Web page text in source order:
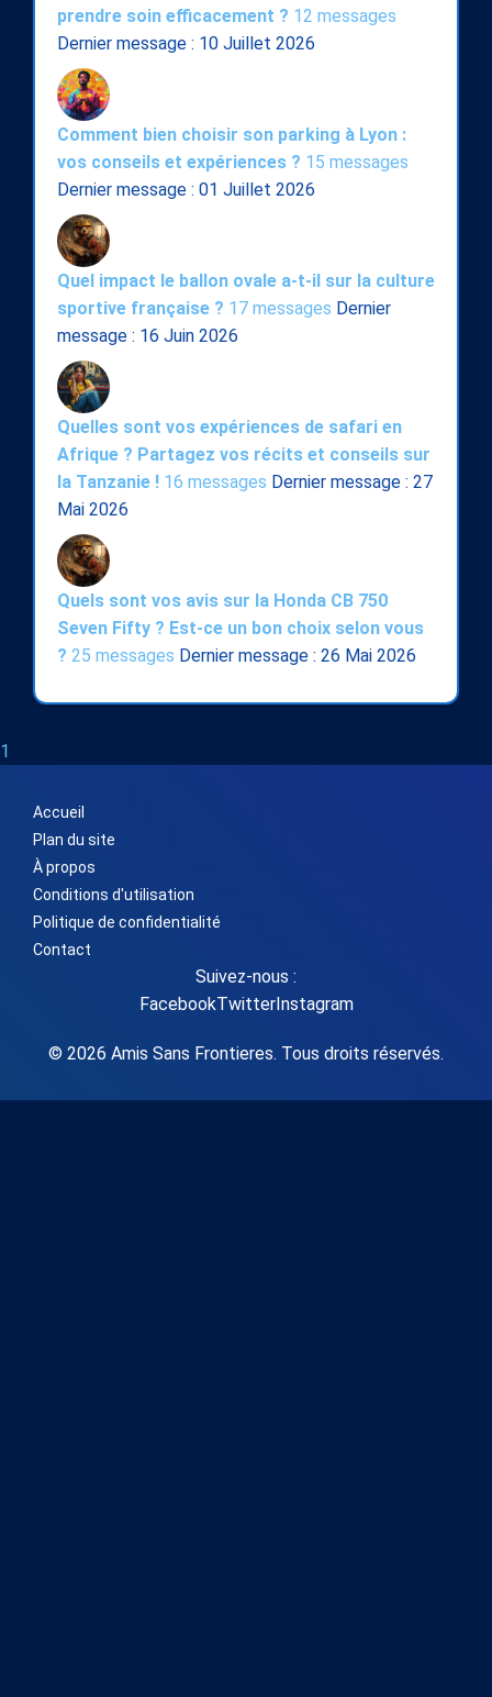
prendre soin efficacement ? 12 messages
Dernier message : 10 Juillet 2026
Comment bien choisir son parking à Lyon :
vos conseils et expériences ? 15 messages
Dernier message : 01 Juillet 2026
Quel impact le ballon ovale a-t-il sur la culture
sportive française ? 17 messages Dernier
message : 16 Juin 2026
Quelles sont vos expériences de safari en
Afrique ? Partagez vos récits et conseils sur
la Tanzanie ! 16 messages Dernier message : 27
Mai 2026
Quels sont vos avis sur la Honda CB 750
Seven Fifty ? Est-ce un bon choix selon vous
? 25 messages Dernier message : 26 Mai 2026
1
Accueil
Plan du site
À propos
Conditions d'utilisation
Politique de confidentialité
Contact
Suivez-nous :
FacebookTwitterInstagram
© 2026 Amis Sans Frontieres. Tous droits réservés.